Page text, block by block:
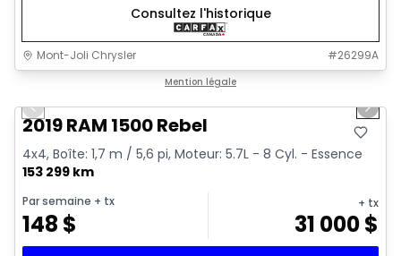
Consultez l'historique
Mont-Joli Chrysler #26299A
Mention légale
Vidéo disponible
Previous slide Next
2019 RAM 1500 Rebel
4x4, Boîte: 1,7 m / 5,6 pi, Moteur: 5.7L - 8 Cyl. - Essence
153 299 km
Par semaine + tx
148 $
+ tx
31 000$